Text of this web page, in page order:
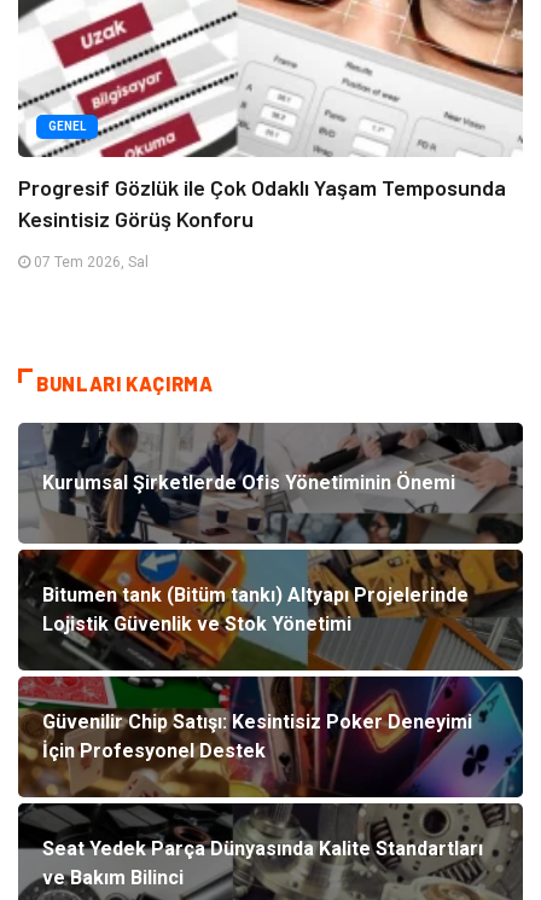
GENEL
Progresif Gözlük ile Çok Odaklı Yaşam Temposunda
Kesintisiz Görüş Konforu
07 Tem 2026, Sal
BUNLARI KAÇIRMA
Kurumsal Şirketlerde Ofis Yönetiminin Önemi
Bitumen tank (Bitüm tankı) Altyapı Projelerinde
Lojistik Güvenlik ve Stok Yönetimi
Güvenilir Chip Satışı: Kesintisiz Poker Deneyimi
İçin Profesyonel Destek
Seat Yedek Parça Dünyasında Kalite Standartları
ve Bakım Bilinci